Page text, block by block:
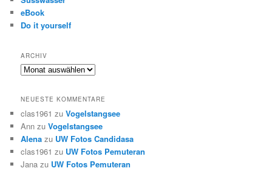
eBook
Do it yourself
ARCHIV
Archiv
NEUESTE KOMMENTARE
clas1961 zuVogelstangsee
Ann zuVogelstangsee
Alena zu UW Fotos Candidasa
clas1961 zu UW Fotos Pemuteran
Jana zu UW Fotos Pemuteran